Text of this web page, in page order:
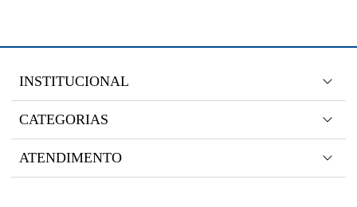
INSTITUCIONAL
CATEGORIAS
ATENDIMENTO